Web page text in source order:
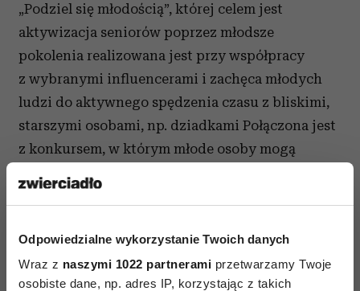
Odpowiedzialne wykorzystanie Twoich danych
Wraz z naszymi 1022 partnerami przetwarzamy Twoje
osobiste dane, np. adres IP, korzystając z takich
„Podziel się młodością”, której celem jest
aktywizacja seniorów poprzez młodsze
pokolenia realizowana jest przy współpracy
z wybranymi influencerami i zachęca młodych
ludzi do aktywnego spędzenia czasu z bliskimi,
starszymi osobami, np. dziadkami Połączona jest
z konkursem, w którym młode osoby mogą
www:.
[1]Aktywność fizyczna osób starszych